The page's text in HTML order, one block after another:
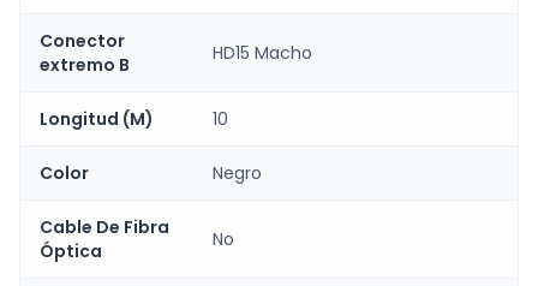
Conector
extremo B
HD15 Macho
Longitud (M) 10
Color Negro
Cable De Fibra
Óptica
No